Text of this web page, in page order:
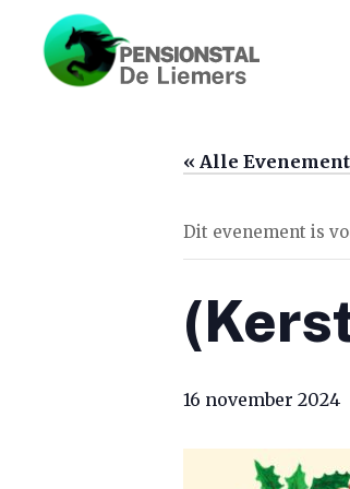
« Alle
Dit evenement is
16 november 2024